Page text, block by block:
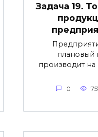
Задача 19.
плановый
производит на
0